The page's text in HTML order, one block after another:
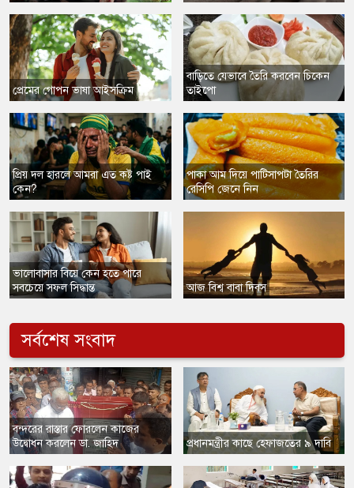
প্রেমের গোপন ভাষা আইসক্রিম
প্রিয় দল হারলে আমরা এত কষ্ট পাই
কেন?
ভালোবাসার বিয়ে কেন হতে পারে
সবচেয়ে সফল সিদ্ধান্ত
বাড়িতে যেভাবে তৈরি করবেন চিকেন
তাইপো
পাকা আম দিয়ে পাটিসাপটা তৈরির
রেসিপি জেনে নিন
আজ বিশ্ব বাবা দিবস
সর্বশেষ সংবাদ
​বন্দরের রাস্তার ফোরলেন কাজের
উদ্বোধন করলেন ডা. জাহিদ
প্রধানমন্ত্রীর কাছে হেফাজতের ৯ দাবি